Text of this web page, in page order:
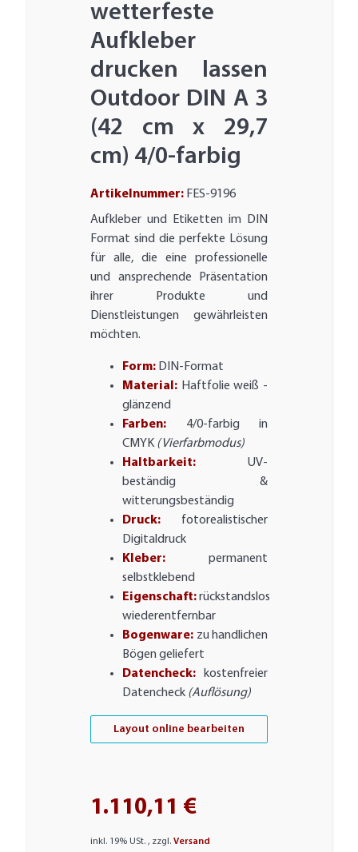
wetterfeste
Aufkleber
drucken lassen
Outdoor DIN A 3
(42 cm x 29,7
cm) 4/0-farbig
Artikelnummer: FES-9196
Aufkleber und Etiketten im DIN
Format sind die perfekte Lösung
für alle, die eine professionelle
und ansprechende Präsentation
ihrer Produkte und
Dienstleistungen gewährleisten
möchten.
Form: DIN-Format
Material: Haftfolie weiß -
glänzend
Farben: 4/0-farbig in
CMYK (Vierfarbmodus)
Haltbarkeit: UV-
beständig &
witterungsbeständig
Druck: fotorealistischer
Digitaldruck
Kleber: permanent
selbstklebend
Eigenschaft:rückstandslos
wiederentfernbar
Bogenware: zu handlichen
Bögen geliefert
Datencheck: kostenfreier
Datencheck (Auflösung)
Layout online bearbeiten
1.110,11 €
inkl. 19% USt. , zzgl.Versand